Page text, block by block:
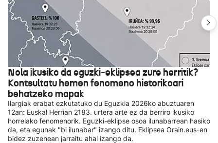
Nola ikusiko da eguzki-eklipsea zure herritik?
Kontsultatu hemen fenomeno historikoari
behatzeko mapak
Ilargiak erabat ezkutatuko du Eguzkia 2026ko abuztuaren
12an: Euskal Herrian 2183. urtera arte ez da berriro ikusiko
horrelako fenomenorik. Eguzki-eklipse osoa ilunabarrean hasiko
da, eta egunak "bi ilunabar" izango ditu. Eklipsea Orain.eus-en
bidez zuzenean jarraitu ahal izango da.